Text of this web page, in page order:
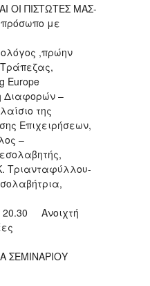
ΟΙ ΠΙΣΤΩΤΕΣ ΜΑΣ-
με
,πρώην
Τράπεζας,
Europe
Διαφορών –
της
Επιχειρήσεων,
–
Τριανταφύλλου-
Ανοιχτή